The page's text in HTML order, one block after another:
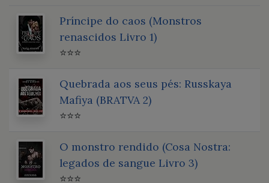
Príncipe do caos (Monstros
renascidos Livro 1)
⭐⭐⭐
Quebrada aos seus pés: Russkaya
Mafiya (BRATVA 2)
⭐⭐⭐
O monstro rendido (Cosa Nostra:
legados de sangue Livro 3)
⭐⭐⭐